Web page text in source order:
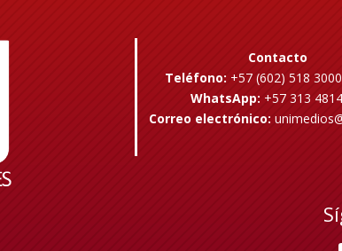
Contacto
Teléfono: +57 (602) 518
WhatsApp: +57 313
Correo electrónico: